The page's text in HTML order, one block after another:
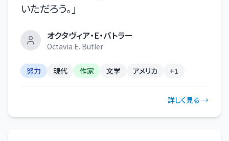
いただろう。 」
オクタヴィア・E・バトラー
Octavia E. Butler
努力 現代 作家 文学 アメリカ +1
詳しく見る →